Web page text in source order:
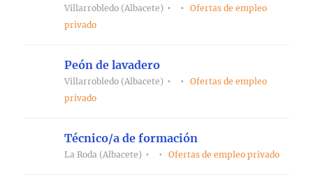
Villarrobledo (Albacete)
Ofertas de empleo
privado
Peón de lavadero
Villarrobledo (Albacete)
Ofertas de empleo
privado
Técnico/a de formación
La Roda (Albacete) Ofertas de empleo privado